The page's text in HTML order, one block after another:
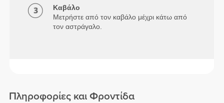
Καβάλο
Μετρήστε από τον καβάλο μέχρι κάτω από
τον αστράγαλο.
Πληροφορίες και Φροντίδα